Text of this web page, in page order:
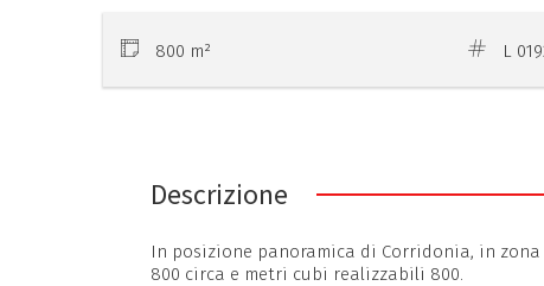
800 m² L
Descrizione
In posizione panoramica di Corridonia, in
800 circa e metri cubi realizzabili 800.